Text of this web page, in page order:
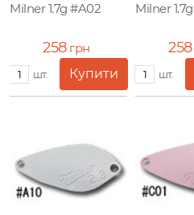
Milner 1.7g #A02
258грн
шт.
Milner
258
шт.